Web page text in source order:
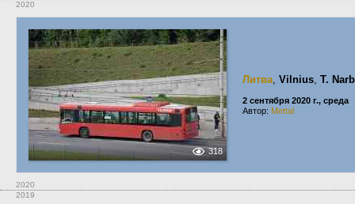
2020
318
Литва, Vilnius, T.
2 сентября 2020 г., среда
Автор: Mettal
2020
2019